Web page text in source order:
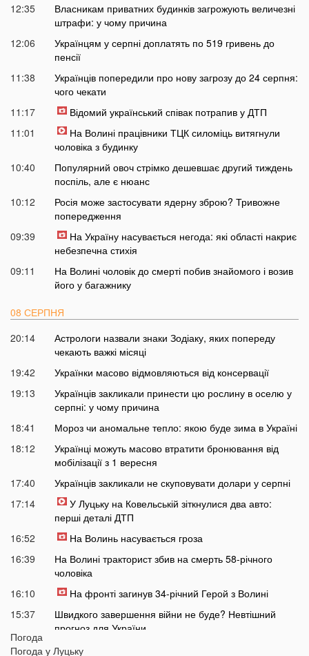
12:35
Власникам приватних будинків загрожують величезні
штрафи: у чому причина
12:06
Українцям у серпні доплатять по 519 гривень до
пенсії
11:38
Українців попередили про нову загрозу до 24 серпня:
чого чекати
11:17
Відомий український співак потрапив у ДТП
11:01
На Волині працівники ТЦК силоміць витягнули
чоловіка з будинку
10:40
Популярний овоч стрімко дешевшає другий тиждень
поспіль, але є нюанс
10:12
Росія може застосувати ядерну зброю? Тривожне
попередження
09:39
На Україну насувається негода: які області накриє
небезпечна стихія
09:11
На Волині чоловік до смерті побив знайомого і возив
його у багажнику
08 СЕРПНЯ
20:14
Астрологи назвали знаки Зодіаку, яких попереду
чекають важкі місяці
19:42
Українки масово відмовляються від консервації
19:13
Українців закликали принести цю рослину в оселю у
серпні: у чому причина
18:41
Мороз чи аномальне тепло: якою буде зима в Україні
18:12
Українці можуть масово втратити бронювання від
мобілізації з 1 вересня
17:40
Українців закликали не скуповувати долари у серпні
17:14
У Луцьку на Ковельській зіткнулися два авто:
перші деталі ДТП
16:52
На Волинь насувається гроза
16:39
На Волині тракторист збив на смерть 58-річного
чоловіка
16:10
На фронті загинув 34-річний Герой з Волині
15:37
Швидкого завершення війни не буде? Невтішний
прогноз для України
15:09
У Львові 18-річний волинянин вдарив ножем
Погода
Погода у Луцьку